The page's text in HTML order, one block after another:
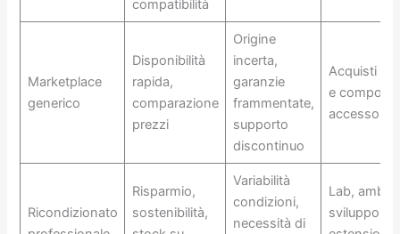
compatibilità
Marketplace
generico
Disponibilità
rapida,
comparazione
prezzi
Origine
incerta,
garanzie
frammentate,
supporto
discontinuo
Acquisti
e
accessori
Ricondizionato
Risparmio,
sostenibilità,
Variabilità
condizioni,
necessità di
Lab,
sviluppo,